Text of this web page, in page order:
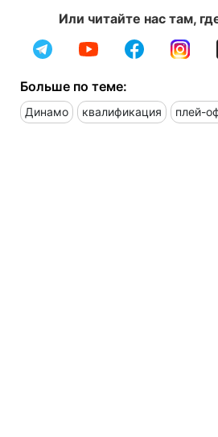
Или читайте нас там,
Больше по теме:
Динамо квалификация плей-